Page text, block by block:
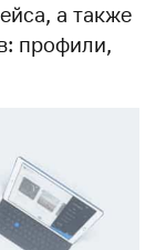
а также
профили,